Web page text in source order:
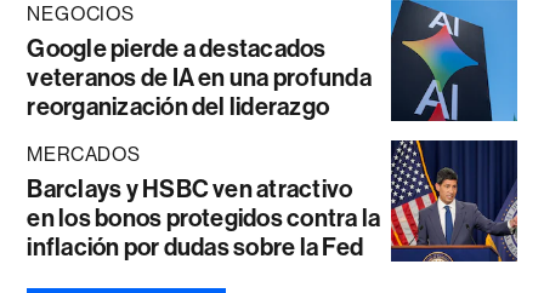
NEGOCIOS
Google pierde a destacados
veteranos de IA en una profunda
reorganización del liderazgo
MERCADOS
Barclays y HSBC ven atractivo
en los bonos protegidos contra la
inflación por dudas sobre la Fed